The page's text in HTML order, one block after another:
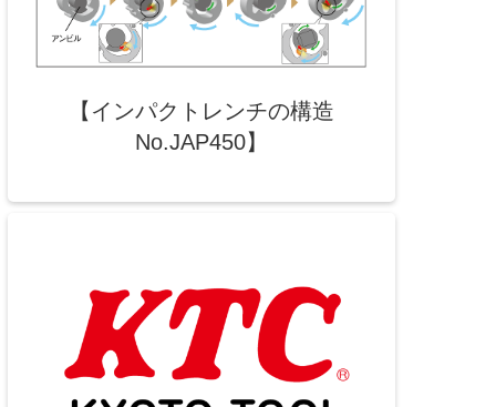
【インパクトレンチの構造
No.JAP450】